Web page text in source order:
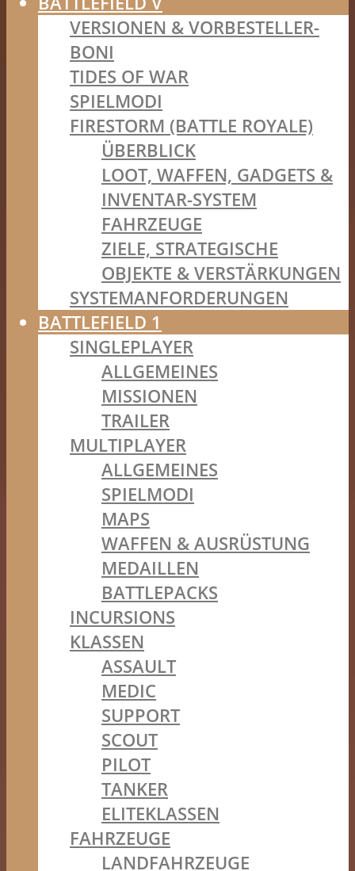
VERSIONEN & VORBESTELLER-
BONI
TIDES OF WAR
SPIELMODI
FIRESTORM (BATTLE ROYALE)
ÜBERBLICK
LOOT, WAFFEN, GADGETS &
INVENTAR-SYSTEM
FAHRZEUGE
ZIELE, STRATEGISCHE
OBJEKTE & VERSTÄRKUNGEN
SYSTEMANFORDERUNGEN
BATTLEFIELD 1
SINGLEPLAYER
ALLGEMEINES
MISSIONEN
TRAILER
MULTIPLAYER
ALLGEMEINES
SPIELMODI
MAPS
WAFFEN & AUSRÜSTUNG
MEDAILLEN
BATTLEPACKS
INCURSIONS
KLASSEN
ASSAULT
MEDIC
SUPPORT
SCOUT
PILOT
TANKER
ELITEKLASSEN
FAHRZEUGE
LANDFAHRZEUGE